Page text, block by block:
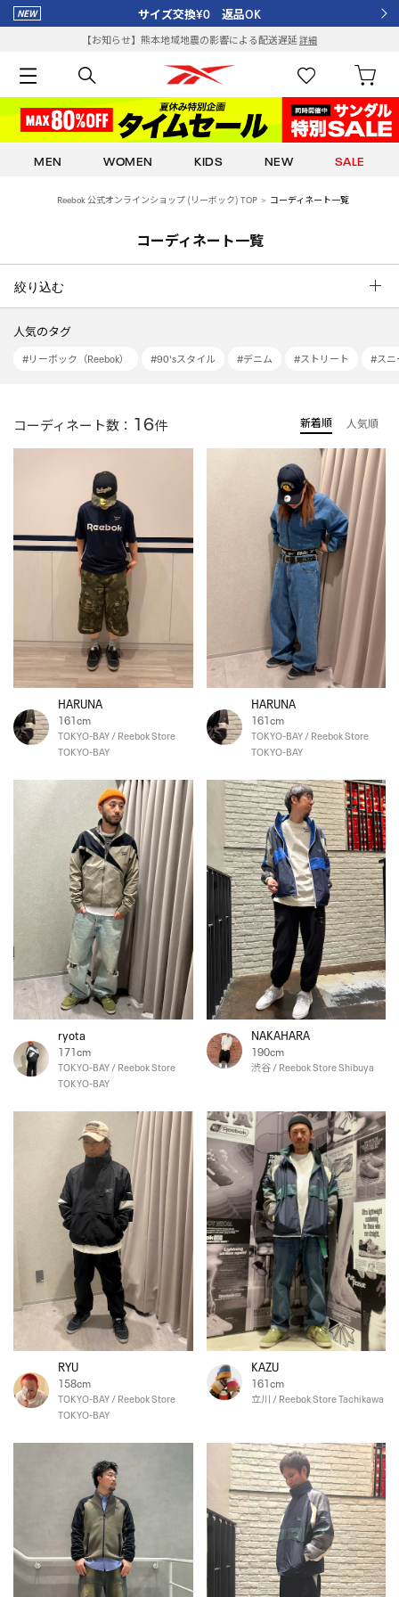
サイズ交換¥0 返品OK
【お知らせ】熊本地域地震の影響による配送遅延詳細
MEN WOMEN KIDS NEW SALE
Reebok 公式オンラインショップ (リーボック) TOP コーディネート一覧
コーディネート一覧
絞り込む
人気のタグ
#リーボック（Reebok） #90'sスタイル #デニム #ストリート #スニ
コーディネート数： 16件 新着順 人気順
HARUNA
161cm
TOKYO-BAY / Reebok Store
TOKYO-BAY
HARUNA
161cm
TOKYO-BAY / Reebok Store
TOKYO-BAY
ryota
171cm
TOKYO-BAY / Reebok Store
TOKYO-BAY
NAKAHARA
190cm
渋谷 / Reebok Store Shibuya
RYU
158cm
TOKYO-BAY / Reebok Store
TOKYO-BAY
KAZU
161cm
立川 / Reebok Store Tachikawa